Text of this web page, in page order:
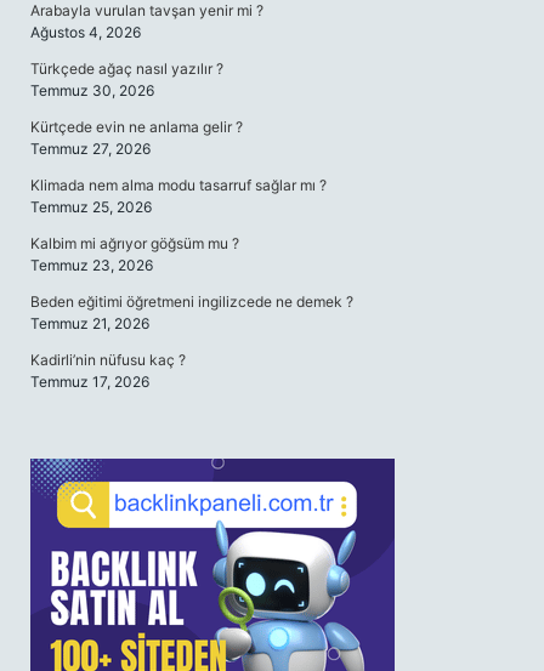
Arabayla vurulan tavşan yenir mi ?
Ağustos 4, 2026
Türkçede ağaç nasıl yazılır ?
Temmuz 30, 2026
Kürtçede evin ne anlama gelir ?
Temmuz 27, 2026
Klimada nem alma modu tasarruf sağlar mı ?
Temmuz 25, 2026
Kalbim mi ağrıyor göğsüm mu ?
Temmuz 23, 2026
Beden eğitimi öğretmeni ingilizcede ne demek ?
Temmuz 21, 2026
Kadirli’nin nüfusu kaç ?
Temmuz 17, 2026